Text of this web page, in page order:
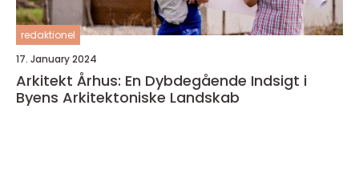
redaktionel
17. January 2024
Arkitekt Århus: En Dybdegående Indsigt i
Byens Arkitektoniske Landskab